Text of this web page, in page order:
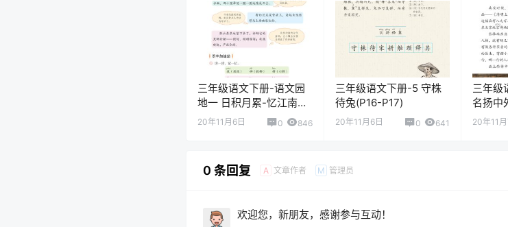
三年级语文下册-语文园
地一 日积月累-忆江南
(P13-P14)
20年11月6日 0 846
三年级语文下册-5 守株
待兔(P16-P17)
20年11月6日 0 641
三年级
名扬中
20年11月
0 条回复 A 文章作者 M 管理员
欢迎您，新朋友，感谢参与互动！